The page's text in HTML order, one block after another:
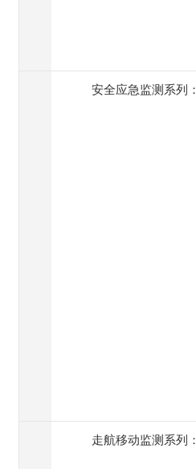
安全应急监测系列：
走航移动监测系列：